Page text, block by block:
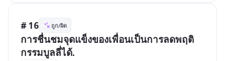
# 16 ถูก/ผิด
การชื่นชมจุดแข็งของเพื่อนเป็นการลดพฤติ
กรรมบูลลี่ได้.